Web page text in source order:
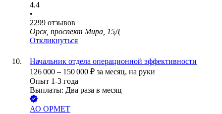
4.4
•
2299 отзывов
Орск, проспект Мира, 15Д
Откликнуться
Начальник отдела операционной эффективности
126 000 – 150 000 ₽ за месяц, на руки
Опыт 1-3 года
Выплаты: Два раза в месяц
АО ОРМЕТ